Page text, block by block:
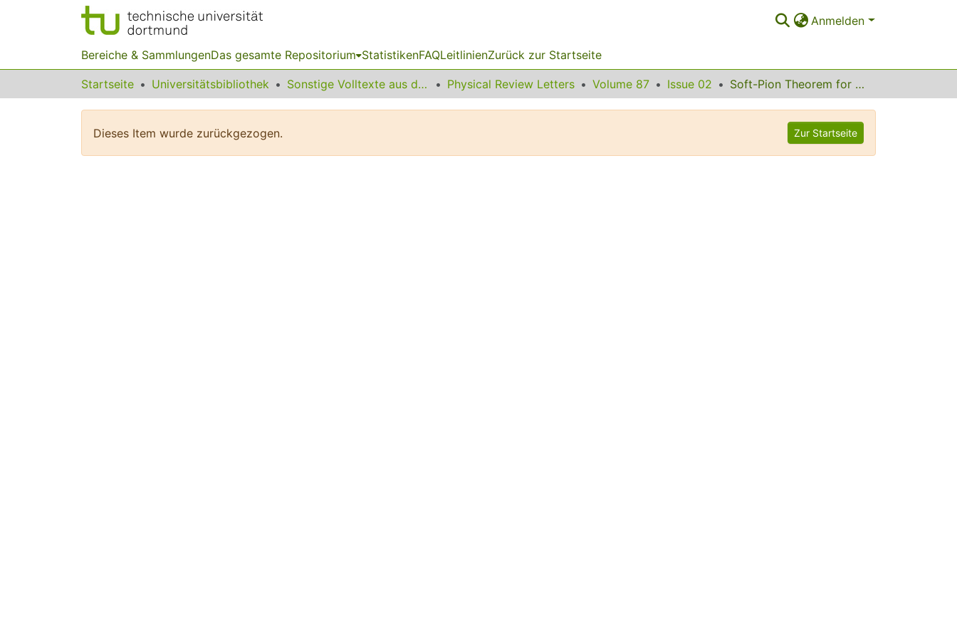
Anmelden
Bereiche & SammlungenDas gesamte Repositorium StatistikenFAQLeitlinienZurück zur Startseite
Startseite Universitätsbibliothek Sonstige Volltexte aus dem Bibliotheksangebot Physical Review Letters Volume 87 Issue 02 Soft-Pion Theorem for Hard Near-Threshold Pion Production
Dieses Item wurde zurückgezogen. Zur Startseite